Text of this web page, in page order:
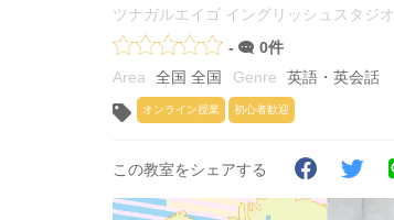
ツナガルエイゴ イングリッシュスタジオ
-
0件
全国 全国
英語・英会話
オンライン授業 初心者歓迎
この教室をシェアする